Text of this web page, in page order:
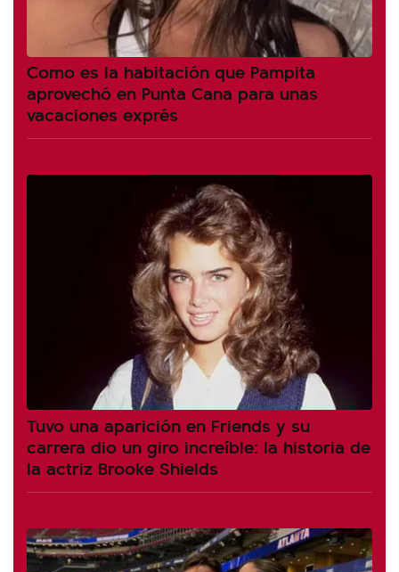
Como es la habitación que Pampita
aprovechó en Punta Cana para unas
vacaciones exprés
Tuvo una aparición en Friends y su
carrera dio un giro increíble: la historia de
la actriz Brooke Shields